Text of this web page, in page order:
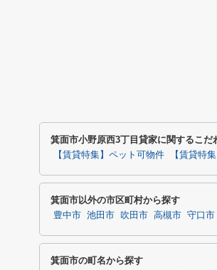
箕面市小野原西3丁目貸家に関するこだ
【賃貸特集】ペット可物件 【賃貸特
箕面市以外の市区町村から探す
豊中市 池田市 吹田市 高槻市 守口市
箕面市の町名から探す